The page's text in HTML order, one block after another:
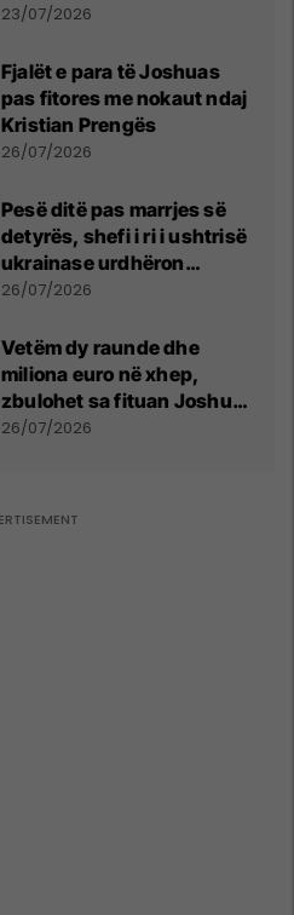
Botës, Messi mbetet i dyti
23/07/2026
Fjalët e para të Joshuas
pas fitores me nokaut ndaj
Kristian Prengës
26/07/2026
Pesë ditë pas marrjes së
detyrës, shefi i ri i ushtrisë
ukrainase urdhëron
kontroll të madh
26/07/2026
Vetëm dy raunde dhe
miliona euro në xhep,
zbulohet sa fituan Joshua
e Prenga
26/07/2026